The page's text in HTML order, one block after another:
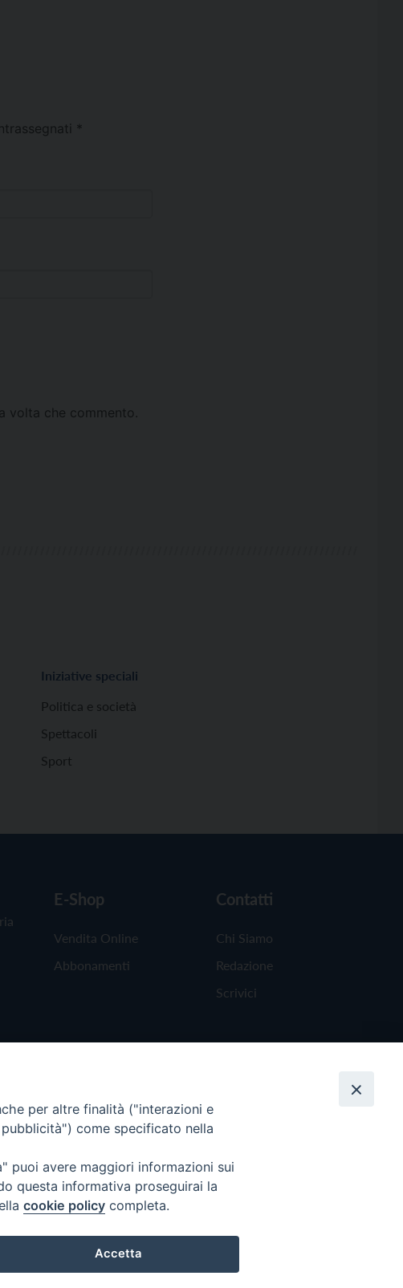
*
volta che commento.
Iniziative speciali
Politica e società
Spettacoli
Sport
E-Shop
Vendita Online
Abbonamenti
Contatti
Chi Siamo
Redazione
Scrivici
per altre finalità ("interazioni e
come specificato nella
puoi avere maggiori informazioni sui
questa informativa proseguirai la
cookie policy completa.
Accetta